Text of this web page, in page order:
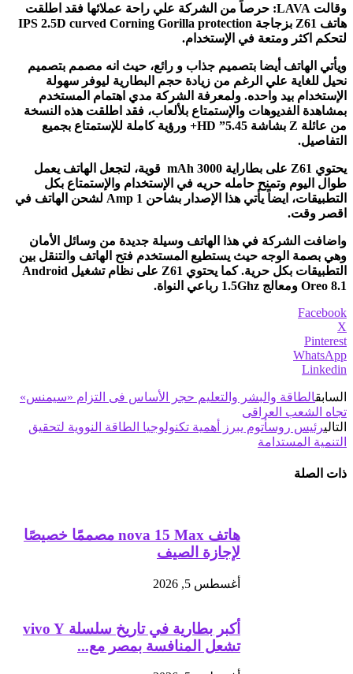
وقالت LAVA: حرصاً من الشركة علي راحة عملائها فقد اطلقت
هاتف Z61 بزجاجة IPS 2.5D curved Corning Gorilla protection
لتحكم اكثر ومتعة في الإستخدام.
ويأتي الهاتف أيضا بتصميم جذاب و رائع، حيث انه مصمم بتصميم
نحيل للغاية علي الرغم من زيادة حجم البطارية ليوفر سهولة
الإستخدام بيد واحده. ولمعرفة الشركة مدي اهتمام المستخدم
بمشاهدة الفديوهات والإستمتاع بلألعاب، فقد اطلقت هذه النسخة
من عائلة Z بشاشة 5.45” HD+ ورؤية كاملة للإستمتاع بجميع
التفاصيل.
يحتوي Z61 على بطاراية mAh 3000 قوية، لتجعل الهاتف يعمل
طوال اليوم وتمنح حامله حريه في الإستخدام والإستمتاع بكل
التطبيقات، ايضاً يأتي هذا الإصدار بشاحن Amp 1 لشحن الهاتف في
اقصر وقت.
واضافت الشركة في هذا الهاتف وسيلة جديدة من وسائل الأمان
وهي بصمة الوجه حيث يستطيع المستخدم فتح الهاتف والتنقل بين
التطبيقات بكل حرية. كما يحتوي Z61 على نظام تشغيل Android
Oreo 8.1 ومعالج 1.5 Ghz
رباعي النواة.
Facebook
X
Pinterest
WhatsApp
Linkedin
السابقالطاقة والبشر والتعليم حجر الأساس فى التزام «سيمنس»
تجاه الشعب العراقى
التاليرئيس روسأتوم يبرز أهمية تكنولوجيا الطاقة النووية لتحقيق
التنمية المستدامة
ذات الصلة
هاتف nova 15 Max مصممًا خصيصًا
لإجازة الصيف
أغسطس 5, 2026
أكبر بطارية في تاريخ سلسلة vivo Y
تشعل المنافسة بمصر مع...